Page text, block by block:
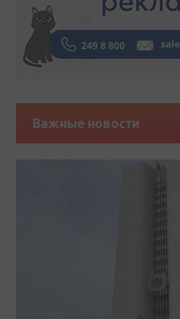
Важные новости